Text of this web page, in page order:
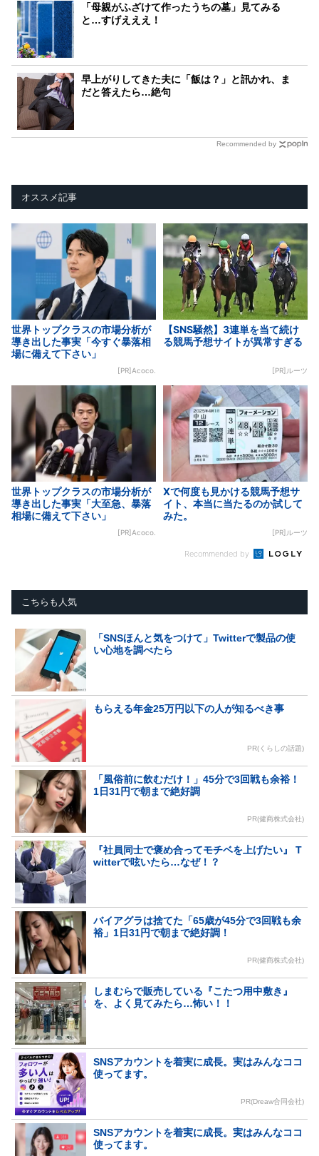
「母親がふざけて作ったうちの墓」見てみる
と…すげえええ！
早上がりしてきた夫に「飯は？」と訊かれ、ま
だと答えたら…絶句
Recommended by
オススメ記事
世界トップクラスの市場分析が
導き出した事実「今すぐ暴落相
場に備えて下さい」
[PR]Acoco.
【SNS騒然】3連単を当て続け
る競馬予想サイトが異常すぎる
[PR]ルーツ
世界トップクラスの市場分析が
導き出した事実「大至急、暴落
相場に備えて下さい」
[PR]Acoco.
Xで何度も見かける競馬予想サ
イト、本当に当たるのか試して
みた。
[PR]ルーツ
Recommended by
こちらも人気
「SNSほんと気をつけて」Twitterで製品の使
い心地を調べたら
もらえる年金25万円以下の人が知るべき事
PR(くらしの話題)
「風俗前に飲むだけ！」45分で3回戦も余裕！
1日31円で朝まで絶好調
PR(健商株式会社)
『社員同士で褒め合ってモチベを上げたい』 T
witterで呟いたら…なぜ！？
バイアグラは捨てた「65歳が45分で3回戦も余
裕」1日31円で朝まで絶好調！
PR(健商株式会社)
しまむらで販売している『こたつ用中敷き』
を、よく見てみたら…怖い！！
SNSアカウントを着実に成長。実はみんなココ
使ってます。
PR(Dreaw合同会社)
SNSアカウントを着実に成長。実はみんなココ
使ってます。